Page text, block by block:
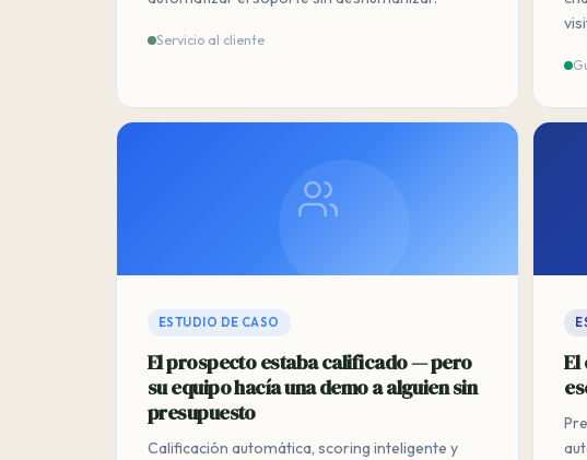
Servicio al cliente
ESTUDIO DE CASO
El prospecto estaba calificado — pero
su equipo hacía una demo a alguien sin
presupuesto
Calificación automática, scoring inteligente y
El